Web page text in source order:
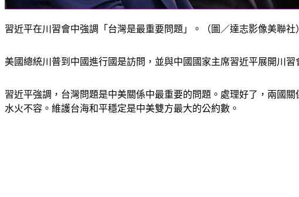
習近平在川習會中強調「台灣是最重要問題」。（圖／達志影像美聯社
美國總統川普到中國進行國是訪問，並與中國國家主席習近平展開川
習近平強調，台灣問題是中美關係中最重要的問題。處理好了，兩國
水火不容。維護台海和平穩定是中美雙方最大的公約數。